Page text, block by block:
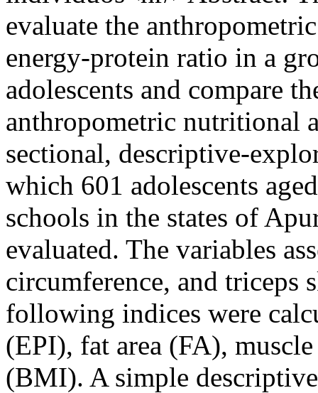
evaluate the
energy-protein ratio in a
adolescents and compare
anthropometric nutritional
sectional, descriptive-
which 601 adolescents
schools in the states of
evaluated. The variables
circumference, and triceps
following indices were
(EPI), fat area (FA),
(BMI). A simple